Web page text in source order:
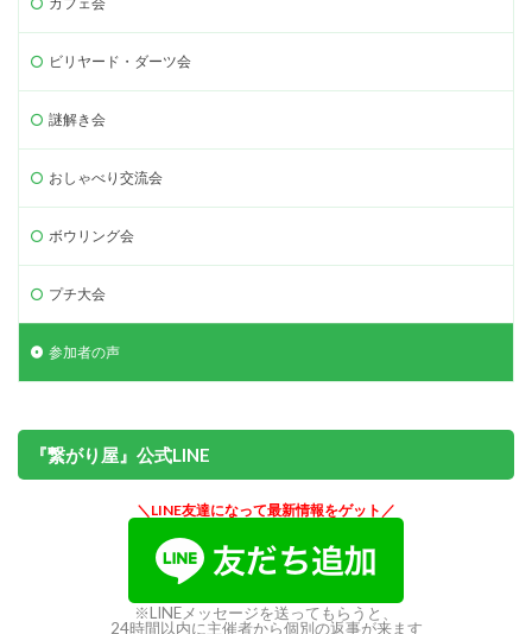
ビリヤード・ダーツ会
謎解き会
おしゃべり交流会
ボウリング会
プチ大会
参加者の声
『繋がり屋』公式LINE
＼LINE友達になって最新情報をゲット／
※LINEメッセージを送ってもらうと、
24時間以内に主催者から個別の返事が来ます